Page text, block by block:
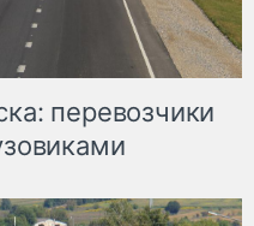
перевозчики